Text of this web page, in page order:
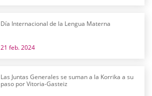
Día Internacional de la Lengua Materna
21 feb. 2024
Las Juntas Generales se suman a la Korrika a su
paso por Vitoria-Gasteiz